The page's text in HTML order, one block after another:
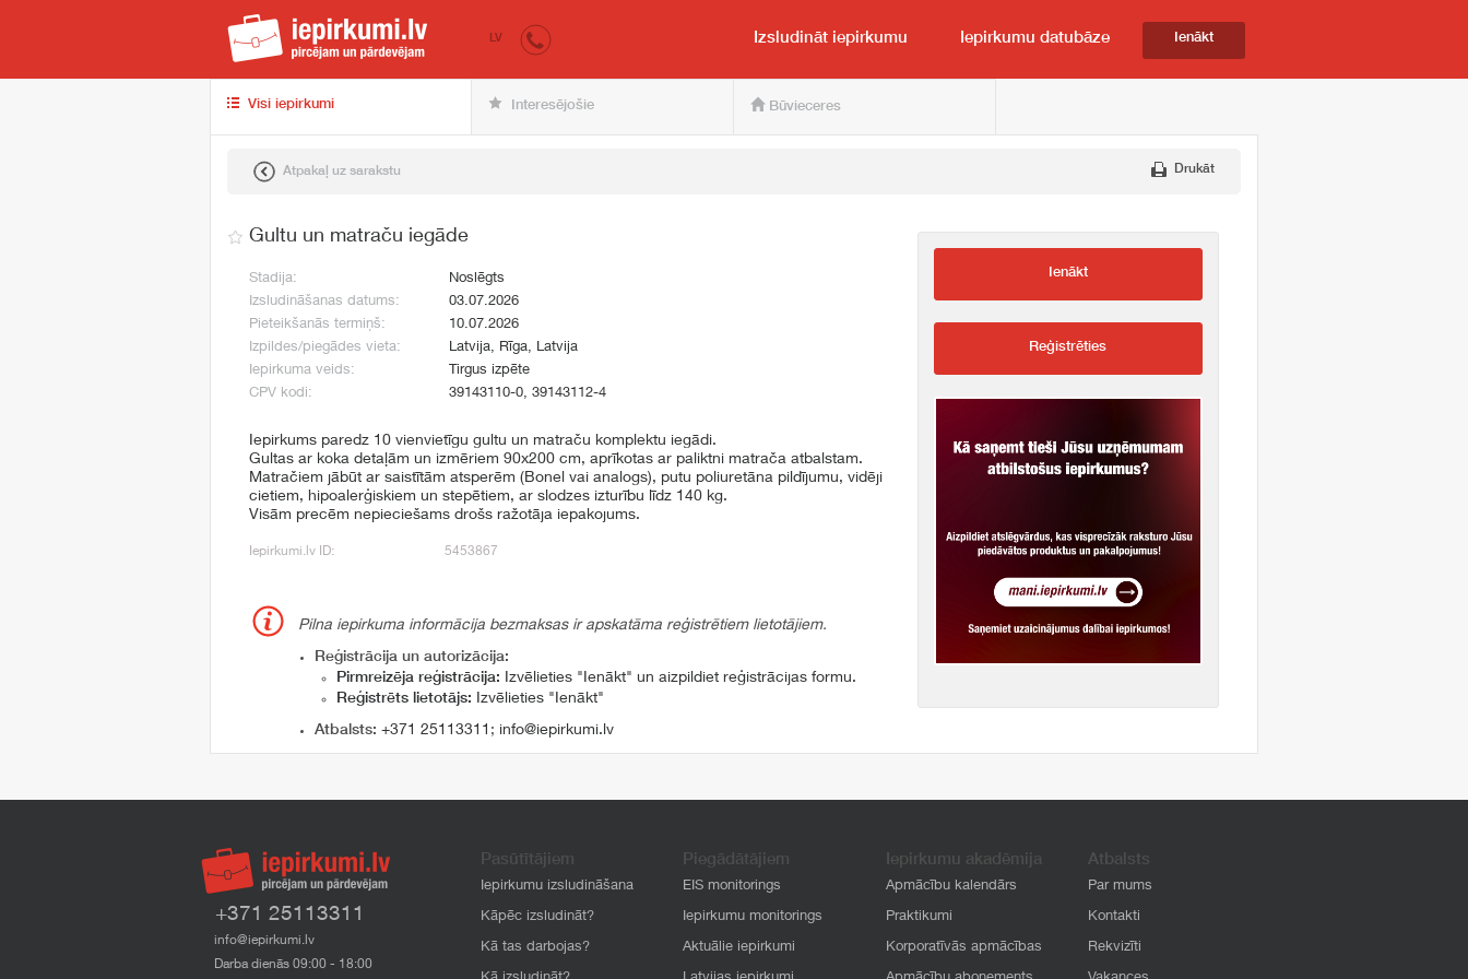
iepirkumi.lv pircējam un pārdevējam
LV Izsludināt iepirkumu Iepirkumu datubāze Ienākt
Visi iepirkumi Interesējošie Būvieceres
Atpakaļ uz sarakstu Drukāt
Gultu un matraču iegāde
Stadija:
Noslēgts
Izsludināšanas datums:
03.07.2026
Pieteikšanās termiņš:
10.07.2026
Izpildes/piegādes vieta:
Latvija, Rīga, Latvija
Iepirkuma veids:
Tirgus izpēte
CPV kodi:
39143110-0, 39143112-4
Iepirkums paredz 10 vienvietīgu gultu un matraču komplektu iegādi.
Gultas ar koka detaļām un izmēriem 90x200 cm, aprīkotas ar paliktni matrača atbalstam.
Matračiem jābūt ar saistītām atsperēm (Bonel vai analogs), putu poliuretāna pildījumu, vidēji
cietiem, hipoalerģiskiem un stepētiem, ar slodzes izturību līdz 140 kg.
Visām precēm nepieciešams drošs ražotāja iepakojums.
Iepirkumi.lv ID: 5453867
Pilna iepirkuma informācija bezmaksas ir apskatāma reģistrētiem lietotājiem.
Reģistrācija un autorizācija:
Pirmreizēja reģistrācija: Izvēlieties "Ienākt" un aizpildiet reģistrācijas formu.
Reģistrēts lietotājs: Izvēlieties "Ienākt"
Atbalsts: +371 25113311 ; info@iepirkumi.lv
Ienākt
Reģistrēties
+371 25113311
info@iepirkumi.lv
Darba dienās 09:00 - 18:00
Pasūtītājiem
Iepirkumu izsludināšana
Kāpēc izsludināt?
Kā tas darbojas?
Piegādātājiem
EIS monitorings
Iepirkumu monitorings
Aktuālie iepirkumi
Iepirkumu akadēmija
Apmācību kalendārs
Praktikumi
Korporatīvās apmācības
Atbalsts
Par mums
Kontakti
Rekvizīti